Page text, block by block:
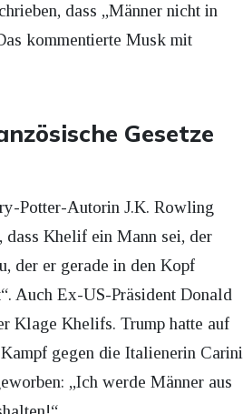
dass „Männer nicht in
kommentierte Musk mit
Gesetze
Potter-Autorin J.K. Rowling
dass Khelif ein Mann sei, der
der er gerade in den Kopf
Auch Ex-US-Präsident Donald
Klage Khelifs. Trump hatte auf
gegen die Italienerin Carini
„Ich werde Männer aus